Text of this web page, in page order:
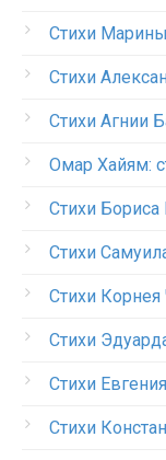
Стихи
Стихи
Стихи Агнии
Омар Хайям:
Стихи Бориса
Стихи
Стихи Корнея
Стихи
Стихи
Стихи